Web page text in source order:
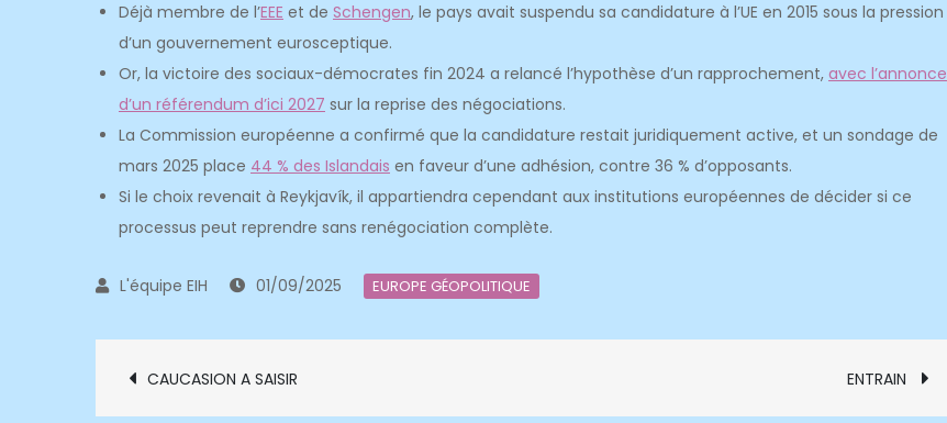
Déjà membre de l’EEE et de Schengen, le pays avait suspendu sa candidature à l’UE en 2015 sous la pression
d’un gouvernement eurosceptique.
Or, la victoire des sociaux-démocrates fin 2024 a relancé l’hypothèse d’un rapprochement, avec l’annonce
d’un référendum d’ici 2027 sur la reprise des négociations.
La Commission européenne a confirmé que la candidature restait juridiquement active, et un sondage de
mars 2025 place 44 % des Islandais en faveur d’une adhésion, contre 36 % d’opposants.
Si le choix revenait à Reykjavík, il appartiendra cependant aux institutions européennes de décider si ce
processus peut reprendre sans renégociation complète.
01/09/2025 EUROPE GÉOPOLITIQUE
Navigation
CAUCASION A SAISIR ENTRAIN